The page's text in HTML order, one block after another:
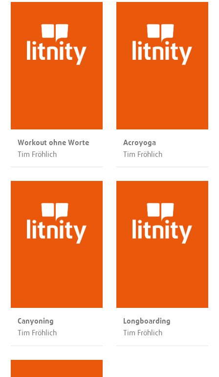
Workout ohne Worte
Tim Fröhlich
Acroyoga
Tim Fröhlich
Canyoning
Tim Fröhlich
Longboarding
Tim Fröhlich